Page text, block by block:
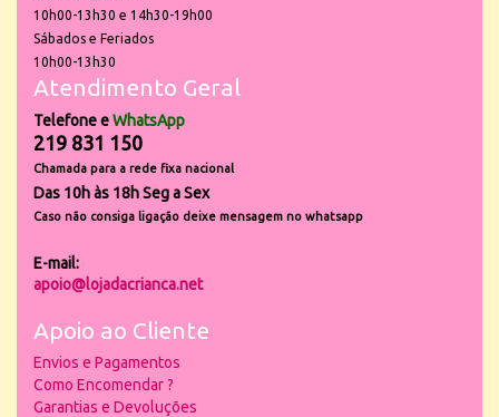
10h00-13h30 e 14h30-19h00
Sábados e Feriados
10h00-13h30
Atendimento Geral
Telefone eWhatsApp
219 831 150
Chamada para a rede fixa nacional
Das 10h às 18h Seg a Sex
Caso não consiga ligação deixe mensagem no whatsapp
E-mail:
apoio@lojadacrianca.net
Apoio ao Cliente
Envios e Pagamentos
Como Encomendar ?
Garantias e Devoluções